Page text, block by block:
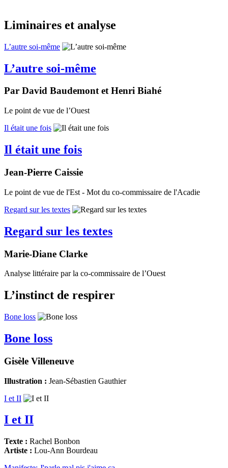
Liminaires et analyse
L’autre soi-même
L’autre soi-même
Par David Baudemont et Henri Biahé
Le point de vue de l’Ouest
Il était une fois
Il était une fois
Jean-Pierre Caissie
Le point de vue de l'Est - Mot du co-commissaire de l'Acadie
Regard sur les textes
Regard sur les textes
Marie-Diane Clarke
Analyse littéraire par la co-commissaire de l’Ouest
L’instinct de respirer
Bone loss
Bone loss
Gisèle Villeneuve
Illustration : Jean-Sébastien Gauthier
I et II
I et II
Texte : Rachel Bonbon
Artiste : Lou-Ann Bourdeau